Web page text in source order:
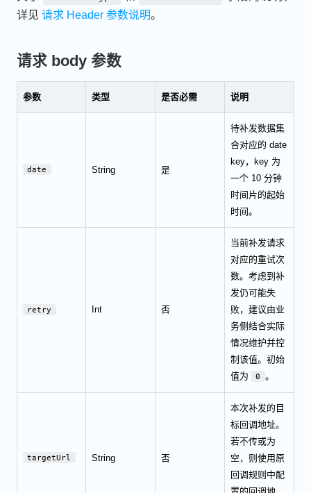
详见 请求 Header 参数说明。
请求 body 参数
参数 类型 是否必需 说明
date String 是
待补发数据集
合对应的 date
key，key 为
一个 10 分钟
时间片的起始
时间。
retry Int 否
当前补发请求
对应的重试次
数。考虑到补
发仍可能失
败，建议由业
务侧结合实际
情况维护并控
制该值。初始
值为
0 。
targetUrl String 否
本次补发的目
标回调地址。
若不传或为
空，则使用原
回调规则中配